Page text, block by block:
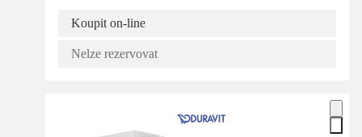
Koupit on-line
Nelze rezervovat